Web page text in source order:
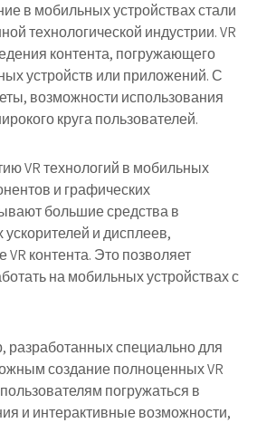
в мобильных устройствах стали
технологической индустрии. VR
контента, погружающего
устройств или приложений. С
возможности использования
круга пользователей.
VR технологий в мобильных
и графических
большие средства в
и дисплеев,
контента. Это позволяет
на мобильных устройствах с
разработанных специально для
создание полноценных VR
погружаться в
и интерактивные возможности,